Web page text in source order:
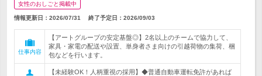
女性のおしごと掲載中
情報更新日：2026/07/31 終了予定日： 2026/09/03
仕事内容
【アートグループの安定基盤◎】2名以上のチームで協力して、
家具・家電の配送や設置、単身者さま向けの引越荷物の集荷、梱
包などを行います。
【未経験OK！人柄重視の採用】◆普通自動車運転免許があれば